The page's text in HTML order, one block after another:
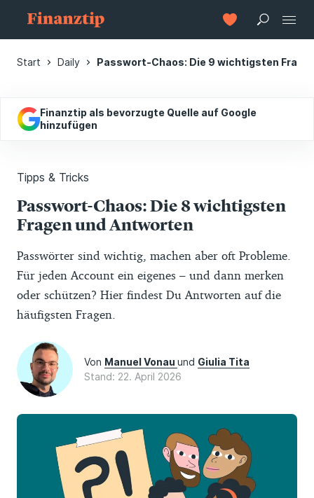
Start Daily Passwort-Chaos: Die 9 wichtigsten
Finanztip als bevorzugte Quelle auf Google
hinzufügen
Tipps & Tricks
Passwort-Chaos: Die 8 wichtigsten
Fragen und Antworten
Passwörter sind wichtig, machen aber oft Probleme.
Für jeden Account ein eigenes – und dann merken
oder schützen? Hier findest Du Antworten auf die
häufigsten Fragen.
Von Manuel Vonau und Giulia Tita
Stand: 22. April 2026